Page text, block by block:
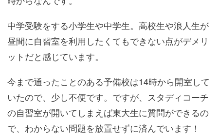
中学受験をする小学生や中学生。高校生や浪人生が
昼間に自習室を利用したくてもできない点がデメリ
ットだと感じています。
今まで通ったことのある予備校は14時から開室して
いたので、少し不便です。ですが、スタディコーチ
の自習室が開いてしまえば東大生に質問ができるの
で、わからない問題を放置せずに済んでいます！